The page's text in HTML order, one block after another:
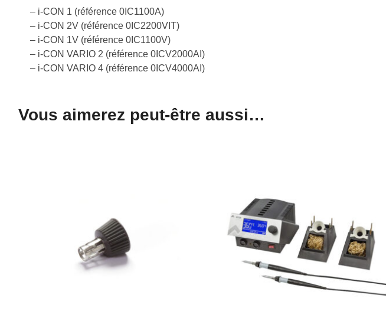
– i-CON 1 (référence 0IC1100A)
– i-CON 2V (référence 0IC2200VIT)
– i-CON 1V (référence 0IC1100V)
– i-CON VARIO 2 (référence 0ICV2000AI)
– i-CON VARIO 4 (référence 0ICV4000AI)
Vous aimerez peut-être aussi…